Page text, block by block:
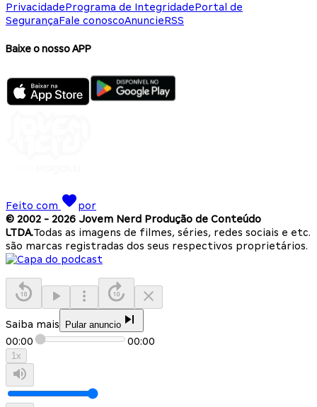
PrivacidadePrograma de IntegridadePortal de
SegurançaFale conoscoAnuncieRSS
Baixe o nosso APP
Feito com
por
© 2002 - 2026 Jovem Nerd Produção de Conteúdo
LTDA.Todas as imagens de filmes, séries, redes sociais e etc.
são marcas registradas dos seus respectivos proprietários.
Saiba mais Pular anuncio
00:00 00:00
1x